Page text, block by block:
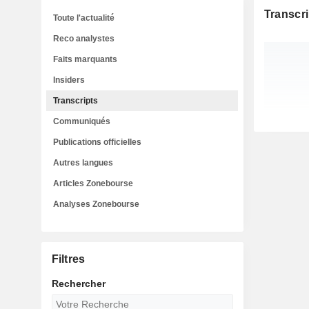
Toute l'actualité
Reco analystes
Faits marquants
Insiders
Transcripts
Communiqués
Publications officielles
Autres langues
Articles Zonebourse
Analyses Zonebourse
Filtres
Rechercher